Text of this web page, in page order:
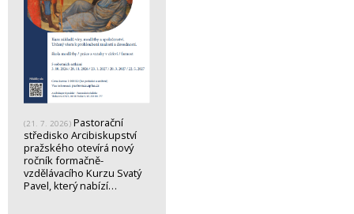
(21. 7. 2026) Pastorační
středisko Arcibiskupství
pražského otevírá nový
ročník formačně-
vzdělávacího Kurzu Svatý
Pavel, který nabízí…